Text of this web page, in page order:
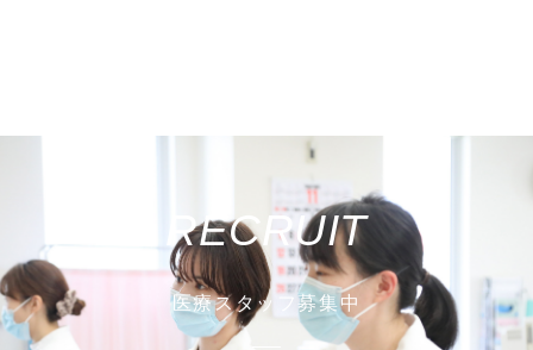
RECRUIT
医療スタッフ募集中